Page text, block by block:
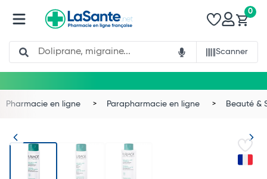
Search
Scanner
0
Pharmacie en ligne Parapharmacie en ligne Beauté &